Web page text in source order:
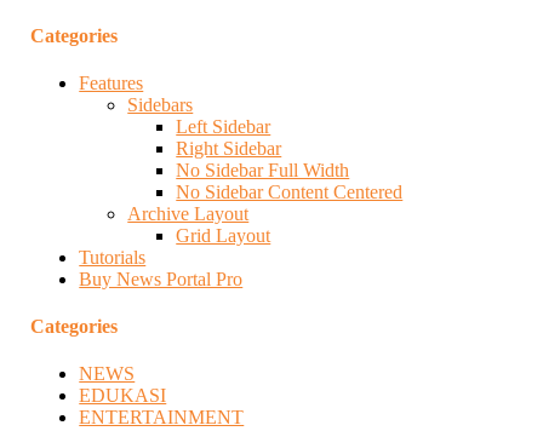
Categories
Features
Sidebars
Left Sidebar
Right Sidebar
No Sidebar Full Width
No Sidebar Content Centered
Archive Layout
Grid Layout
Tutorials
Buy News Portal Pro
Categories
NEWS
EDUKASI
ENTERTAINMENT